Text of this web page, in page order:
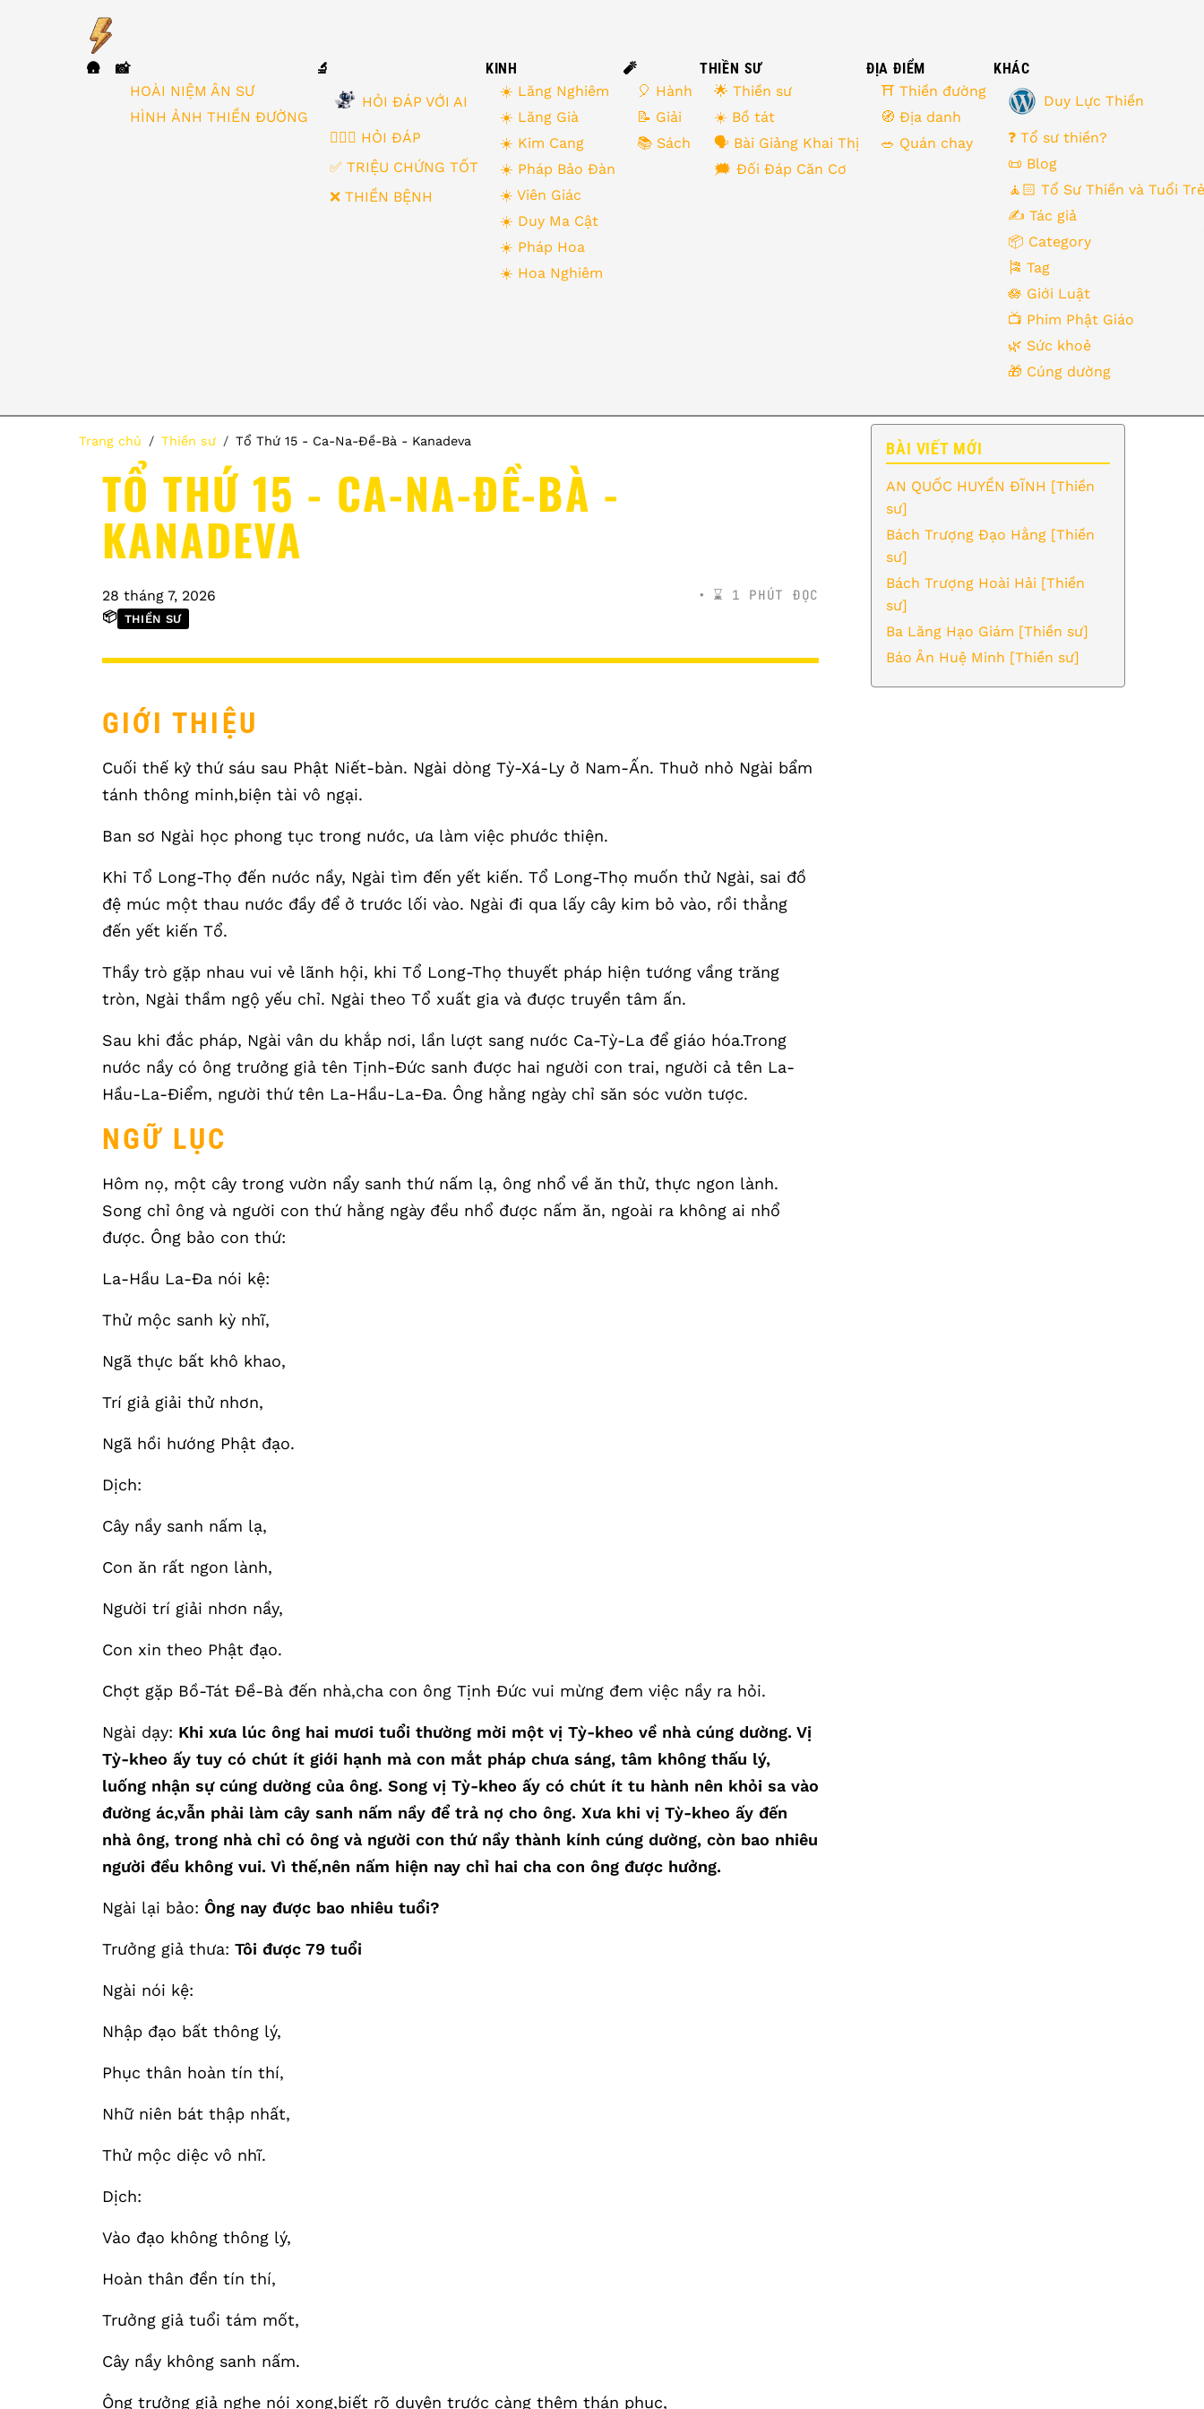
🛖
📸
HOÀI NIỆM ÂN SƯ
HÌNH ẢNH THIỀN ĐƯỜNG
🔬
HỎI ĐÁP VỚI AI
🙋🏻‍♂️ HỎI ĐÁP
✅ TRIỆU CHỨNG TỐT
❌ THIỀN BỆNH
KINH
☀️ Lăng Nghiêm
☀️ Lăng Già
☀️ Kim Cang
☀️ Pháp Bảo Đàn
☀️ Viên Giác
☀️ Duy Ma Cật
☀️ Pháp Hoa
☀️ Hoa Nghiêm
🧨
🎈 Hành
📝 Giải
📚 Sách
THIỀN SƯ
🌟 Thiền sư
☀️ Bồ tát
🗣 Bài Giảng Khai Thị
🗯 Đối Đáp Căn Cơ
ĐỊA ĐIỂM
⛩ Thiền đường
🧭 Địa danh
🥗 Quán chay
KHÁC
Duy Lực Thiền
❓ Tổ sư thiền?
📜 Blog
🧘🏻 Tổ Sư Thiền và Tuổi Trẻ
✍️ Tác giả
📦 Category
🎏 Tag
🪷 Giới Luật
📺 Phim Phật Giáo
🌿️ Sức khoẻ
🎁️ Cúng dường
Trang chủ Thiền sư Tổ Thứ 15 - Ca-Na-Đề-Bà - Kanadeva
TỔ THỨ 15 - CA-NA-ĐỀ-BÀ -
KANADEVA
28 tháng 7, 2026 ⌛️ 1 PHÚT ĐỌC
📦 THIỀN SƯ
GIỚI THIỆU
Cuối thế kỷ thứ sáu sau Phật Niết-bàn. Ngài dòng Tỳ-Xá-Ly ở Nam-Ấn. Thuở nhỏ Ngài bẩm
tánh thông minh,biện tài vô ngại.
Ban sơ Ngài học phong tục trong nước, ưa làm việc phước thiện.
Khi Tổ Long-Thọ đến nước nầy, Ngài tìm đến yết kiến. Tổ Long-Thọ muốn thử Ngài, sai đồ
đệ múc một thau nước đầy để ở trước lối vào. Ngài đi qua lấy cây kim bỏ vào, rồi thẳng
đến yết kiến Tổ.
Thầy trò gặp nhau vui vẻ lãnh hội, khi Tổ Long-Thọ thuyết pháp hiện tướng vầng trăng
tròn, Ngài thầm ngộ yếu chỉ. Ngài theo Tổ xuất gia và được truyền tâm ấn.
Sau khi đắc pháp, Ngài vân du khắp nơi, lần lượt sang nước Ca-Tỳ-La để giáo hóa.Trong
nước nầy có ông trưởng giả tên Tịnh-Đức sanh được hai người con trai, người cả tên La-
Hầu-La-Điểm, người thứ tên La-Hầu-La-Đa. Ông hằng ngày chỉ săn sóc vườn tược.
NGỮ LỤC
Hôm nọ, một cây trong vườn nẩy sanh thứ nấm lạ, ông nhổ về ăn thử, thực ngon lành.
Song chỉ ông và người con thứ hằng ngày đều nhổ được nấm ăn, ngoài ra không ai nhổ
được. Ông bảo con thứ:
La-Hầu La-Đa nói kệ:
Thử mộc sanh kỳ nhĩ,
Ngã thực bất khô khao,
Trí giả giải thử nhơn,
Ngã hồi hướng Phật đạo.
Dịch:
Cây nầy sanh nấm lạ,
Con ăn rất ngon lành,
Người trí giải nhơn nầy,
Con xin theo Phật đạo.
Chợt gặp Bồ-Tát Đề-Bà đến nhà,cha con ông Tịnh Đức vui mừng đem việc nầy ra hỏi.
Ngài dạy: Khi xưa lúc ông hai mươi tuổi thường mời một vị Tỳ-kheo về nhà cúng dường. Vị
Tỳ-kheo ấy tuy có chút ít giới hạnh mà con mắt pháp chưa sáng, tâm không thấu lý,
luống nhận sự cúng dường của ông. Song vị Tỳ-kheo ấy có chút ít tu hành nên khỏi sa vào
đường ác,vẫn phải làm cây sanh nấm nầy để trả nợ cho ông. Xưa khi vị Tỳ-kheo ấy đến
nhà ông, trong nhà chỉ có ông và người con thứ nầy thành kính cúng dường, còn bao nhiêu
người đều không vui. Vì thế,nên nấm hiện nay chỉ hai cha con ông được hưởng.
Ngài lại bảo: Ông nay được bao nhiêu tuổi?
Trưởng giả thưa: Tôi được 79 tuổi
Ngài nói kệ:
Nhập đạo bất thông lý,
Phục thân hoàn tín thí,
Nhữ niên bát thập nhất,
Thử mộc diệc vô nhĩ.
Dịch:
Vào đạo không thông lý,
Hoàn thân đền tín thí,
Trưởng giả tuổi tám mốt,
Cây nầy không sanh nấm.
Ông trưởng giả nghe nói xong,biết rõ duyên trước càng thêm thán phục,
BÀI VIẾT MỚI
AN QUỐC HUYỀN ĐĨNH [Thiền
sư]
Bách Trượng Đạo Hằng [Thiền
sư]
Bách Trượng Hoài Hải [Thiền
sư]
Ba Lăng Hạo Giám [Thiền sư]
Báo Ân Huệ Minh [Thiền sư]